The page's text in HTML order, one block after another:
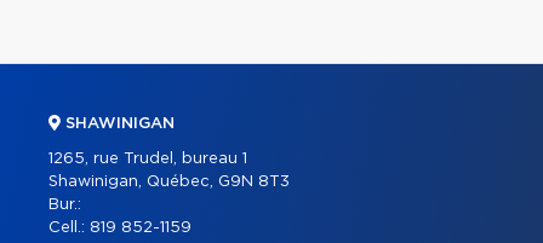
SHAWINIGAN
1265, rue Trudel, bureau 1
Shawinigan, Québec, G9N 8T3
Bur.:
Cell.: 819 852-1159